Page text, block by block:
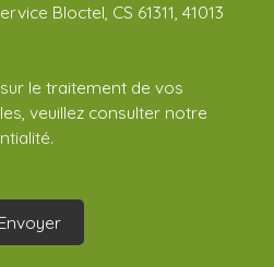
Bloctel, CS 61311, 41013
le traitement de vos
veuillez consulter notre
.
Envoyer